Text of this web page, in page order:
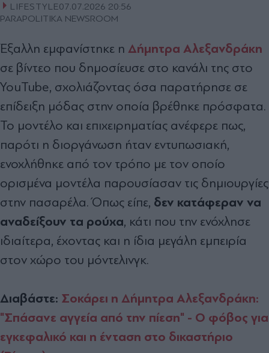
LIFESTYLE07.07.2026 20:56
PARAPOLITIKA NEWSROOM
Έξαλλη εμφανίστηκε η Δήμητρα Αλεξανδράκη
σε βίντεο που δημοσίευσε στο κανάλι της στο
YouTube, σχολιάζοντας όσα παρατήρησε σε
επίδειξη μόδας στην οποία βρέθηκε πρόσφατα.
Το μοντέλο και επιχειρηματίας ανέφερε πως,
παρότι η διοργάνωση ήταν εντυπωσιακή,
ενοχλήθηκε από τον τρόπο με τον οποίο
ορισμένα μοντέλα παρουσίασαν τις δημιουργίες
στην πασαρέλα. Όπως είπε, δεν κατάφεραν να
αναδείξουν τα ρούχα, κάτι που την ενόχλησε
ιδιαίτερα, έχοντας και η ίδια μεγάλη εμπειρία
στον χώρο του μόντελινγκ.
Διαβάστε: Σοκάρει η Δήμητρα Αλεξανδράκη:
"Σπάσανε αγγεία από την πίεση" - Ο φόβος για
εγκεφαλικό και η ένταση στο δικαστήριο